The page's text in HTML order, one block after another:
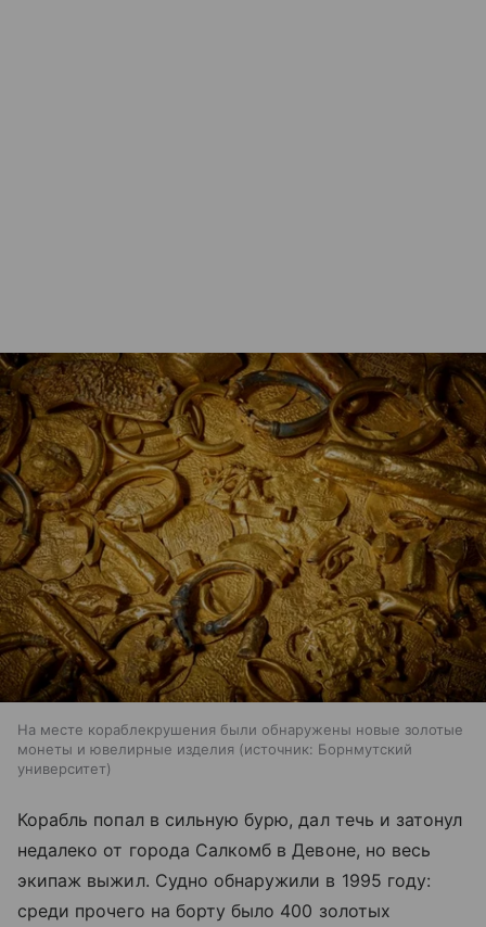
На месте кораблекрушения были обнаружены новые золотые
монеты и ювелирные изделия
источник: Борнмутский
университет
Корабль попал в сильную бурю, дал течь и затонул
недалеко от города Салкомб в Девоне, но весь
экипаж выжил. Судно обнаружили в 1995 году:
среди прочего на борту было 400 золотых